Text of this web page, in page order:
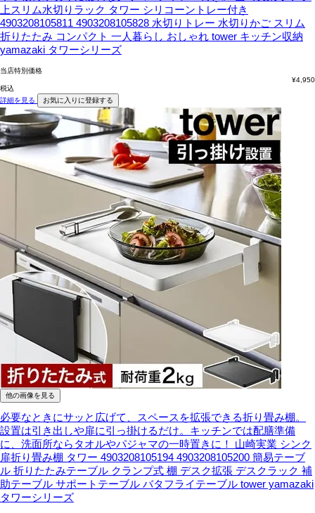
上スリム水切りラック タワー シリコーントレー付き
4903208105811 4903208105828 水切りトレー 水切りかご スリム
折りたたみ コンパクト 一人暮らし おしゃれ tower キッチン収納
yamazaki タワーシリーズ
当店特別価格
¥4,950
税込
詳細を見る
お気に入りに登録する
他の画像を見る
必要なときにサッと広げて、スペースを拡張できる折り畳み棚。
設置は引き出しや扉に引っ掛けるだけ。キッチンでは配膳準備
に、洗面所ならタオルやパジャマの一時置きに！
山崎実業 シンク
扉折り畳み棚 タワー 4903208105194 4903208105200 簡易テーブ
ル 折りたたみテーブル クランプ式 棚 デスク拡張 デスクラック 補
助テーブル サポートテーブル バタフライテーブル tower yamazaki
タワーシリーズ